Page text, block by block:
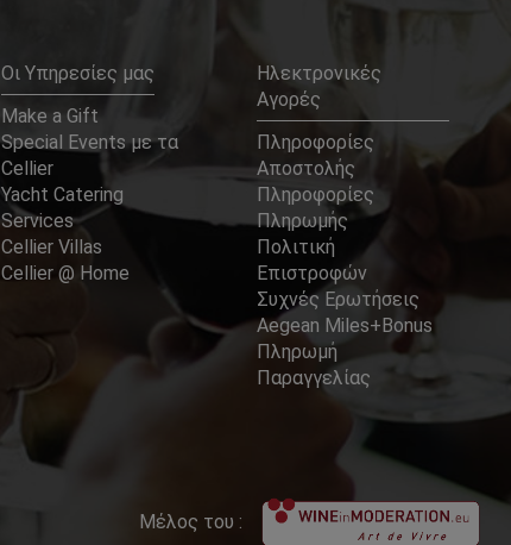
Οι Υπηρεσίες μας
Make a Gift
Special Events με τα
Cellier
Yacht Catering
Services
Cellier Villas
Cellier @ Home
Ηλεκτρονικές
Αγορές
Πληροφορίες
Αποστολής
Πληροφορίες
Πληρωμής
Πολιτική
Επιστροφών
Συχνές Ερωτήσεις
Aegean Miles+Bonus
Πληρωμή
Παραγγελίας
Μέλος του :